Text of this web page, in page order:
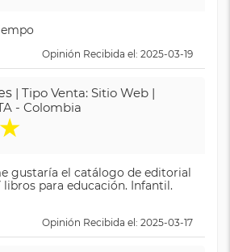
Opinión Recibida el: 2025-03-19
| Tipo Venta: Sitio Web |
- Colombia
★
gustaría el catálogo de editorial
para educación. Infantil.
Opinión Recibida el: 2025-03-17